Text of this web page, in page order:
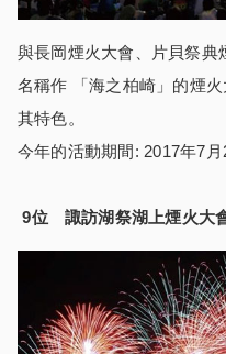
與長岡煙火大會、片貝祭典
名稱作 「海之柏崎」的煙
其特色。
今年的活動期間: 2017年7月
9位 諏訪湖祭湖上煙火大